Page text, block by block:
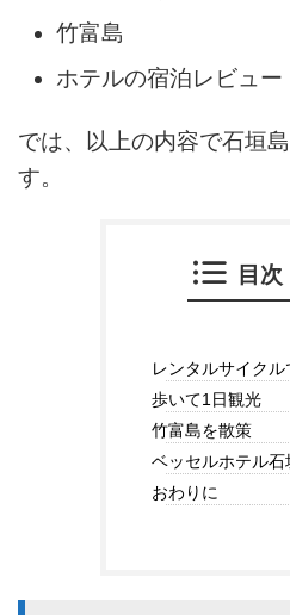
竹富島
ホテルの宿泊レビュ
では、以上の内容で石垣
す。
目次
レンタルサイク
歩いて1日観光
竹富島を散策
ベッセルホテル石
おわりに